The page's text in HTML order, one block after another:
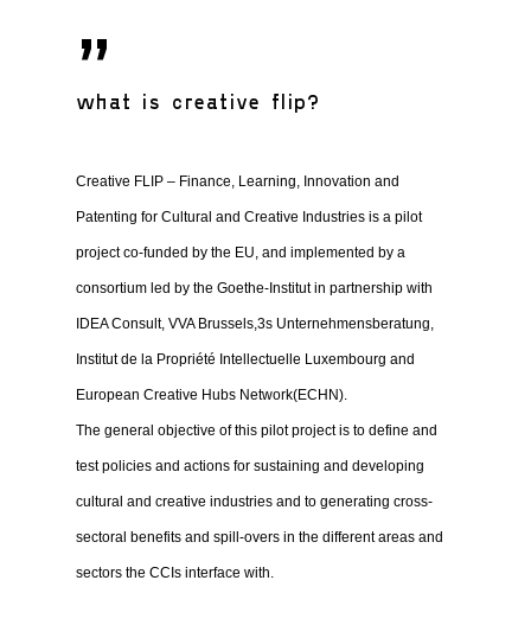
”
what is creative flip?
Creative FLIP – Finance, Learning, Innovation and
Patenting for Cultural and Creative Industries is a pilot
project co-funded by the EU, and implemented by a
consortium led by the Goethe-Institut in partnership with
IDEA Consult, VVA Brussels,3s Unternehmensberatung,
Institut de la Propriété Intellectuelle Luxembourg and
European Creative Hubs Network(ECHN).
The general objective of this pilot project is to define and
test policies and actions for sustaining and developing
cultural and creative industries and to generating cross-
sectoral benefits and spill-overs in the different areas and
sectors the CCIs interface with.